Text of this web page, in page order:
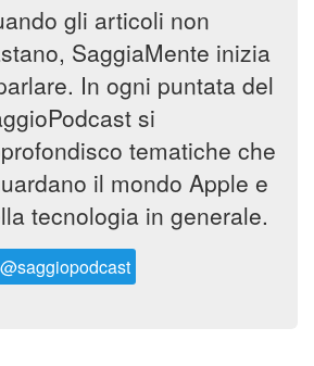
gli articoli non
SaggiaMente inizia
In ogni puntata del
si
tematiche che
il mondo Apple e
tecnologia in generale.
@saggiopodcast